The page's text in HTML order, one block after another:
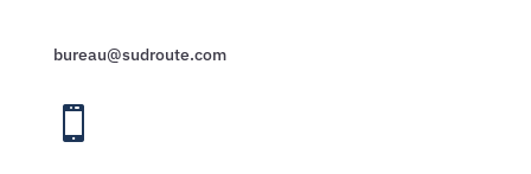
bureau@sudroute.com
